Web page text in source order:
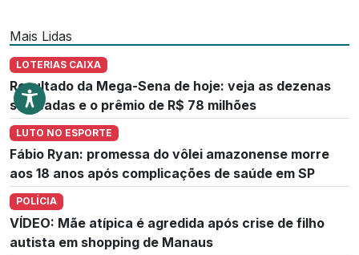
Mais Lidas
LOTERIAS CAIXA
Resultado da Mega-Sena de hoje: veja as dezenas
sorteadas e o prêmio de R$ 78 milhões
LUTO NO ESPORTE
Fábio Ryan: promessa do vôlei amazonense morre
aos 18 anos após complicações de saúde em SP
POLÍCIA
VÍDEO: Mãe atípica é agredida após crise de filho
autista em shopping de Manaus